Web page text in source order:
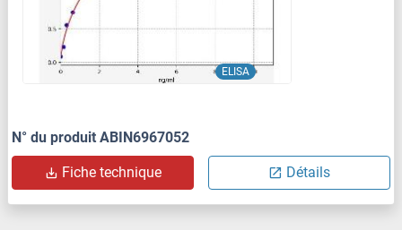
ELISA
N° du produit ABIN6967052
Fiche technique Détails